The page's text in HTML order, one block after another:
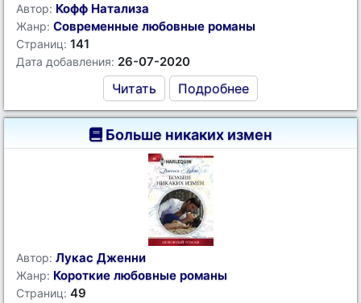
Автор: Кофф Натализа
Жанр: Современные любовные романы
Страниц: 141
Дата добавления: 26-07-2020
Читать Подробнее
Больше никаких измен
Автор: Лукас Дженни
Жанр: Короткие любовные романы
Страниц: 49